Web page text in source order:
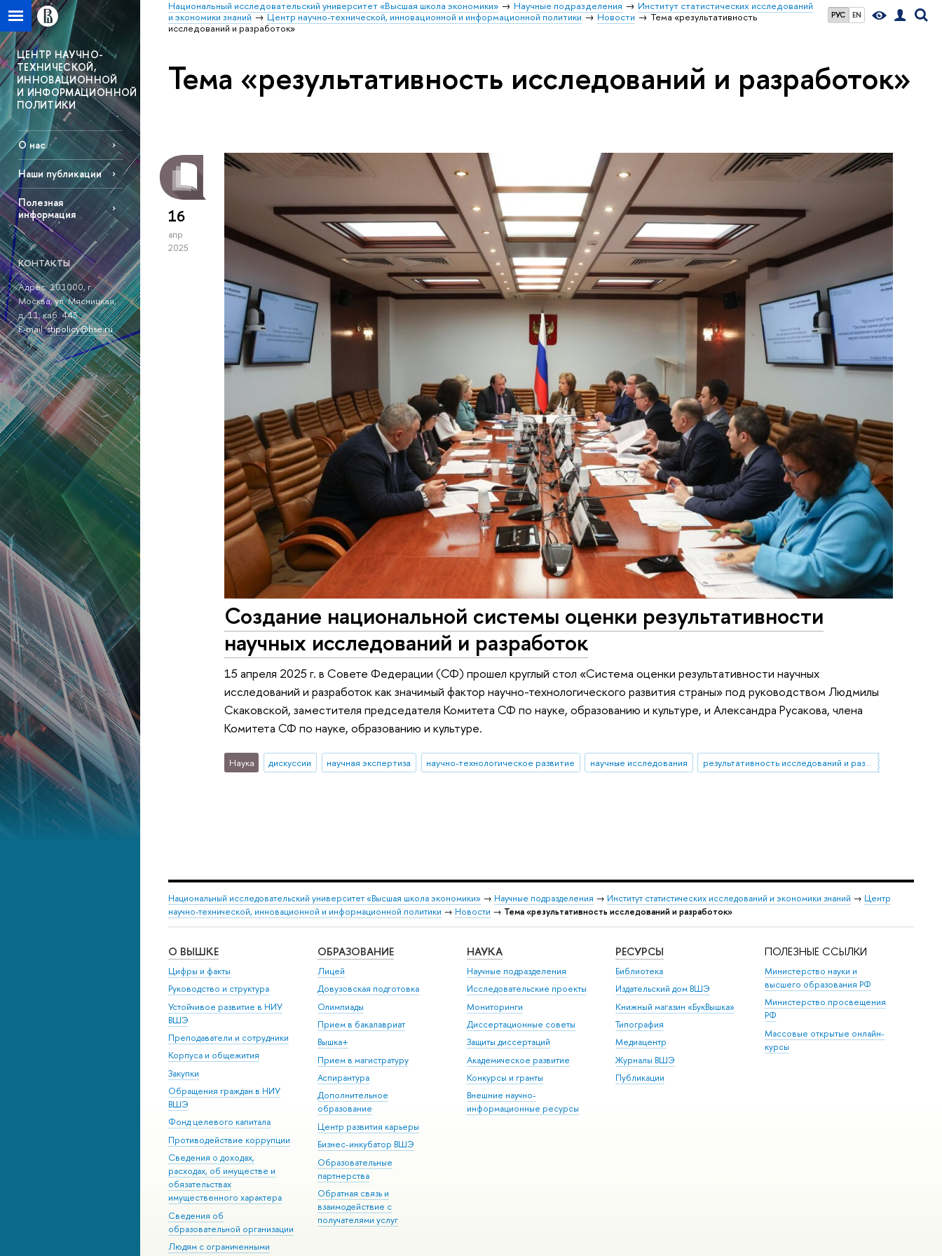
РУС EN
Национальный исследовательский университет «Высшая школа экономики» Научные подразделения
Институт статистических исследований
и экономики знаний
Центр научно-технической, инновационной и информационной политики Новости
Тема «результативность
исследований и разработок»
ЦЕНТР НАУЧНО-
ТЕХНИЧЕСКОЙ,
ИННОВАЦИОННОЙ
И ИНФОРМАЦИОННОЙ
ПОЛИТИКИ
О нас
Наши публикации
Полезная
информация
КОНТАКТЫ
Адрес: 101000, г.
Москва, ул. Мясницкая,
д. 11, каб. 443.
E-mail:stipolicy@hse.ru
Тема «результативность исследований и разработок»
16
апр
2025
Создание национальной системы оценки результативности
научных исследований и разработок
15 апреля 2025 г. в Совете Федерации (СФ) прошел круглый стол «Система оценки результативности научных
исследований и разработок как значимый фактор научно-технологического развития страны» под руководством Людмилы
Скаковской, заместителя председателя Комитета СФ по науке, образованию и культуре, и Александра Русакова, члена
Комитета СФ по науке, образованию и культуре.
Наука дискуссии научная экспертиза научно-технологическое развитие научные исследования результативность исследований и разработок
Национальный исследовательский университет «Высшая школа экономики» → Научные подразделения → Институт статистических исследований и экономики знаний → Центр
научно-технической, инновационной и информационной политики → Новости → Тема «результативность исследований и разработок»
О ВЫШКЕ
Цифры и факты
Руководство и структура
Устойчивое развитие в НИУ
ВШЭ
Преподаватели и сотрудники
Корпуса и общежития
Закупки
Обращения граждан в НИУ
ВШЭ
Фонд целевого капитала
Противодействие коррупции
Сведения о доходах,
расходах, об имуществе и
обязательствах
имущественного характера
Сведения об
образовательной организации
Людям с ограниченными
ОБРАЗОВАНИЕ
Лицей
Довузовская подготовка
Олимпиады
Прием в бакалавриат
Вышка+
Прием в магистратуру
Аспирантура
Дополнительное
образование
Центр развития карьеры
Бизнес-инкубатор ВШЭ
Образовательные
партнерства
Обратная связь и
взаимодействие с
получателями услуг
НАУКА
Научные подразделения
Исследовательские проекты
Мониторинги
Диссертационные советы
Защиты диссертаций
Академическое развитие
Конкурсы и гранты
Внешние научно-
информационные ресурсы
РЕСУРСЫ
Библиотека
Издательский дом ВШЭ
Книжный магазин «БукВышка»
Типография
Медиацентр
Журналы ВШЭ
Публикации
ПОЛЕЗНЫЕ ССЫЛКИ
Министерство науки и
высшего образования РФ
Министерство просвещения
РФ
Массовые открытые онлайн-
курсы